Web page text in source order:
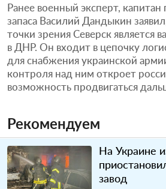
Ранее военный эксперт, капитан
запаса Василий Дандыкин
точки зрения Северск
в ДНР. Он входит в цепочку
для снабжения украинской
контроля над ним откроет
возможность продвигаться
Рекомендуем
На Украине
завод